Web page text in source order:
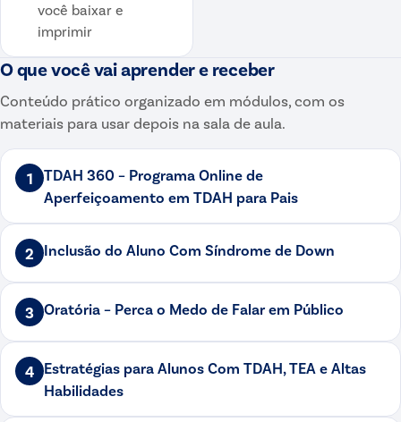
você baixar e
imprimir
O que você vai aprender e receber
Conteúdo prático organizado em módulos, com os
materiais para usar depois na sala de aula.
1
TDAH 360 – Programa Online de
Aperfeiçoamento em TDAH para Pais
2 Inclusão do Aluno Com Síndrome de Down
3 Oratória – Perca o Medo de Falar em Público
4 Estratégias para Alunos Com TDAH, TEA e Altas
Habilidades